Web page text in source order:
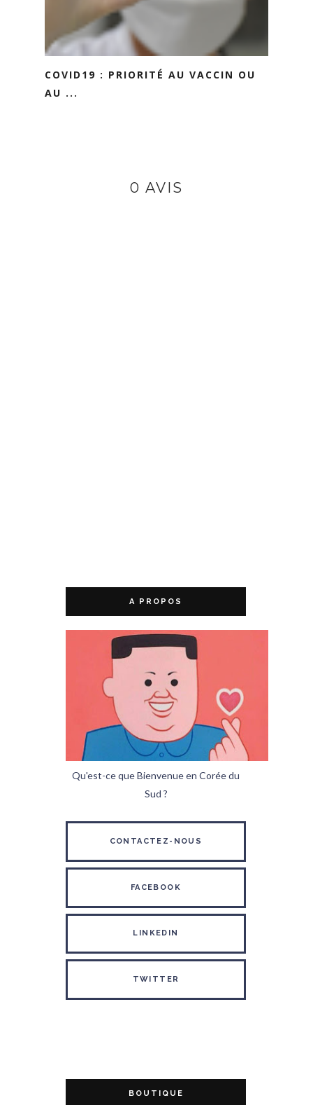
COVID19 : PRIORITÉ AU VACCIN OU
AU ...
0 AVIS
A PROPOS
Qu'est-ce que Bienvenue en Corée du
Sud ?
CONTACTEZ-NOUS
FACEBOOK
LINKEDIN
TWITTER
BOUTIQUE